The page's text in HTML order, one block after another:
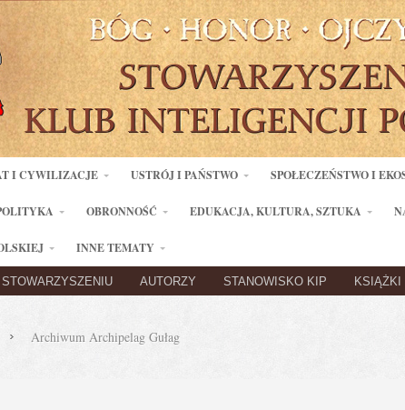
I CYWILIZACJE USTRÓJ I PAŃSTWO SPOŁECZEŃSTWO I
OBRONNOŚĆ EDUKACJA, KULTURA, SZTUKA
INNE TEMATY
AUTORZY STANOWISKO KIP KSIĄŻKI
Archiwum Archipelag Gułag